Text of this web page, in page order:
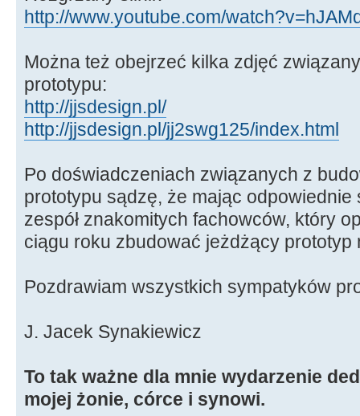
http://www.youtube.com/
Można też obejrzeć kilka zdjęć
prototypu:
http://jjsdesign.pl/
http://jjsdesign.pl/jj2swg125/index.html
Po doświadczeniach związanych z
prototypu sądzę, że mając odpowiednie
zespół znakomitych fachowców, który
ciągu roku zbudować jeżdżący prototyp
Pozdrawiam wszystkich sympatyków
J. Jacek Synakiewicz
To tak ważne dla mnie wydarzenie
mojej żonie, córce i synowi.